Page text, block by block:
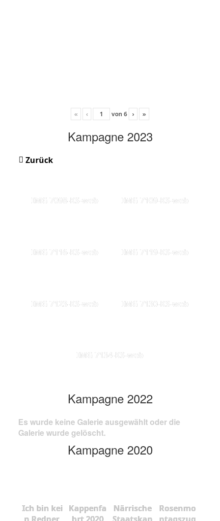
« ‹ von 6 › »
Kampagne 2023
Zurück
IMG 7098-KS-web IMG 7109-KS-web
IMG 7116-KS-web IMG 7119-KS-web
IMG 7123-KS-web IMG 7130-KS-web
IMG 7134-KS-web
Kampagne 2022
Es wurde keine Galerie ausgewählt oder die
Galerie wurde gelöscht.
Kampagne 2020
Ich bin kei
Kappenfa
Närrische
Rosenmo